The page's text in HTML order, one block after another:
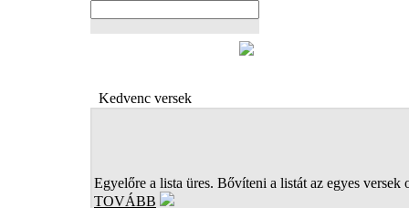
Kedvenc versek
Egyelőre a lista üres. Bővíteni a listát az egyes versek
TOVÁBB